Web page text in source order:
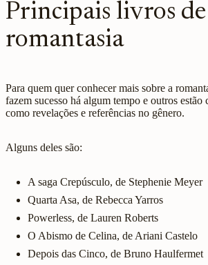
Principais livros de
romantasia
Para quem quer conhecer mais sobre a
fazem sucesso há algum tempo e outros estão
como revelações e referências no gênero.
Alguns deles são:
A saga Crepúsculo, de Stephenie Meyer
Quarta Asa, de Rebecca Yarros
Powerless, de Lauren Roberts
O Abismo de Celina, de Ariani Castelo
Depois das Cinco, de Bruno Haulfermet